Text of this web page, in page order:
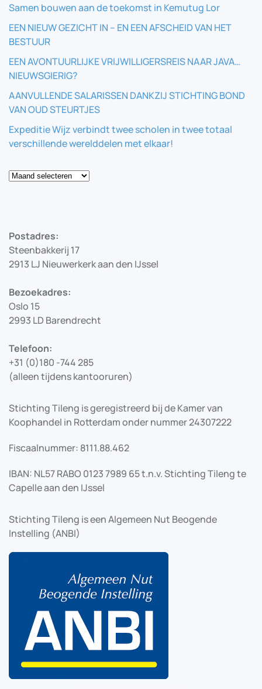
Samen bouwen aan de toekomst in Kemutug Lor
EEN NIEUW GEZICHT IN – EN EEN AFSCHEID VAN HET
BESTUUR
EEN AVONTUURLIJKE VRIJWILLIGERSREIS NAAR JAVA…
NIEUWSGIERIG?
AANVULLENDE SALARISSEN DANKZIJ STICHTING BOND
VAN OUD STEURTJES
Expeditie Wijz verbindt twee scholen in twee totaal
verschillende werelddelen met elkaar!
Blog
Postadres:
Steenbakkerij 17
2913 LJ Nieuwerkerk aan den IJssel
Bezoekadres:
Oslo 15
2993 LD Barendrecht
Telefoon:
+31 (0)180 -744 285
(alleen tijdens kantooruren)
Stichting Tileng is geregistreerd bij de Kamer van
Koophandel in Rotterdam onder nummer 24307222
Fiscaalnummer: 8111.88.462
IBAN: NL57 RABO 0123 7989 65 t.n.v. Stichting Tileng te
Capelle aan den IJssel
Stichting Tileng is een Algemeen Nut Beogende
Instelling (ANBI)